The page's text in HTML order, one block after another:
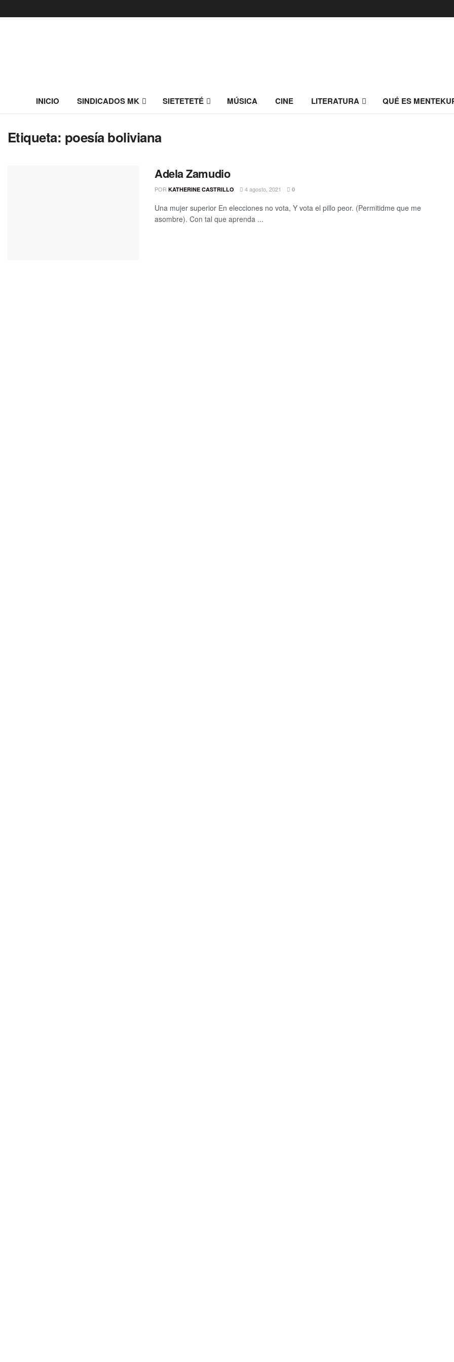
INICIO SINDICADOS MK SIETETETÉ MÚSICA CINE LITERATURA QUÉ ES
Etiqueta: poesía boliviana
Adela Zamudio
POR KATHERINE CASTRILLO 4 agosto, 2021 0
Una mujer superior En elecciones no vota, Y vota el pillo peor. (Permitidme que me
asombre). Con tal que aprenda ...